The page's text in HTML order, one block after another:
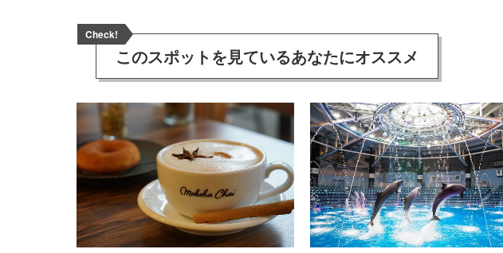
Check!
このスポットを見ているあなたにオススメ